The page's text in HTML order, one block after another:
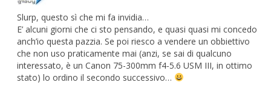
Slurp, questo sì che mi fa invidia…
E’ alcuni giorni che ci sto pensando, e quasi quasi mi concedo
anch’io questa pazzia. Se poi riesco a vendere un obbiettivo
che non uso praticamente mai (anzi, se sai di qualcuno
interessato, è un Canon 75-300mm f4-5.6 USM III, in ottimo
stato) lo ordino il secondo successivo…